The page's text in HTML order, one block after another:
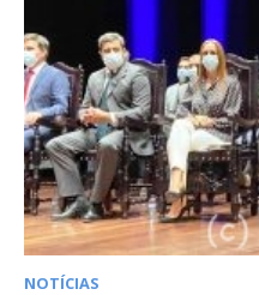
NOTÍCIAS